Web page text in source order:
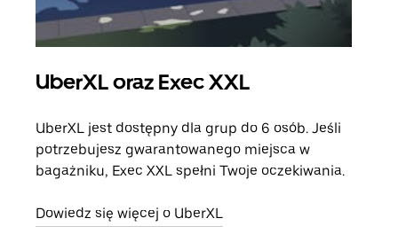
UberXL oraz Exec XXL
UberXL jest dostępny dla grup do 6 osób. Jeśli
potrzebujesz gwarantowanego miejsca w
bagażniku, Exec XXL spełni Twoje oczekiwania.
Dowiedz się więcej o UberXL